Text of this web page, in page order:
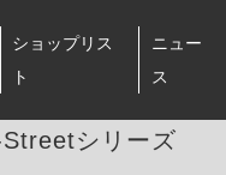
ショップリス
ト
ニュー
ス
シリーズ